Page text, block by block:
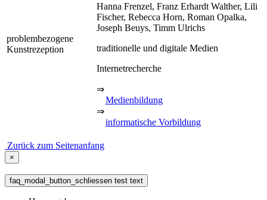
problembezogene
Kunstrezeption
Hanna Frenzel, Franz Erhardt Walther, Lili
Fischer, Rebecca Horn, Roman Opalka,
Joseph Beuys, Timm Ulrichs
traditionelle und digitale Medien
Internetrecherche
⇒
Medienbildung
⇒
informatische Vorbildung
Zurück zum Seitenanfang
×
faq_modal_button_schliessen test text